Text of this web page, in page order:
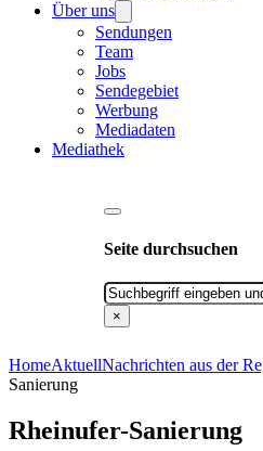
Über uns
Sendungen
Team
Jobs
Sendegebiet
Werbung
Mediadaten
Mediathek
Seite durchsuchen
Suchen
×
HomeAktuellNachrichten aus der
Sanierung
Rheinufer-Sanierung